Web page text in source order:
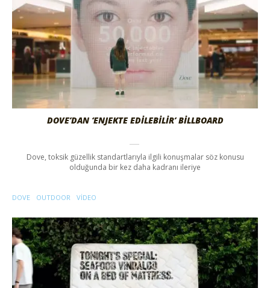
DOVE’DAN ‘ENJEKTE EDILEBILIR’ BILLBOARD
Dove, toksik güzellik standartlarıyla ilgili konuşmalar söz konusu
olduğunda bir kez daha kadranı ileriye
DOVE OUTDOOR VIDEO